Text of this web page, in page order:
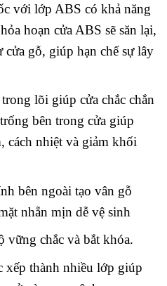
với lớp ABS có khả năng
hoạn cửa ABS sẽ săn lại,
gỗ, giúp hạn chế sự lây
lõi giúp cửa chắc chắn
bên trong cửa giúp
cách nhiệt và giảm khối
bên ngoài tạo vân gỗ
nhẵn mịn dễ vệ sinh
vững chắc và bắt khóa.
thành nhiều lớp giúp